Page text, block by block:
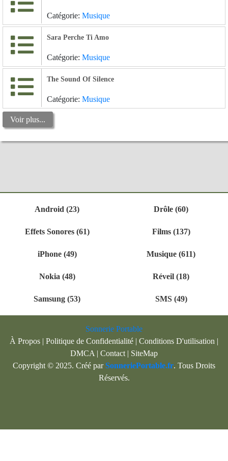
Catégorie: Musique
Sara Perche Ti Amo
Catégorie: Musique
The Sound Of Silence
Catégorie: Musique
Voir plus...
Android (23) Drôle (60)
Effets Sonores (61) Films (137)
iPhone (49) Musique (611)
Nokia (48) Réveil (18)
Samsung (53) SMS (49)
Sonnerie Portable
À Propos | Politique de Confidentialité | Conditions D'utilisation |
DMCA | Contact | SiteMap
Copyright © 2025. Créé parSonneriePortable.fr. Tous Droits
Réservés.